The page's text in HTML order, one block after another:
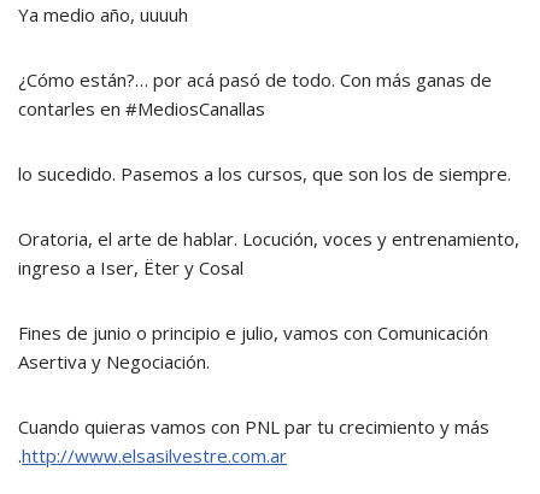
Ya medio año, uuuuh
¿Cómo están?… por acá pasó de todo. Con más ganas de
contarles en #MediosCanallas
lo sucedido. Pasemos a los cursos, que son los de siempre.
Oratoria, el arte de hablar. Locución, voces y entrenamiento,
ingreso a Iser, Ëter y Cosal
Fines de junio o principio e julio, vamos con Comunicación
Asertiva y Negociación.
Cuando quieras vamos con PNL par tu crecimiento y más
.http://www.elsasilvestre.com.ar